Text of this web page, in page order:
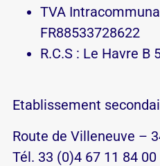
TVA
FR88533728622
R.C.S : Le Havre B
Etablissement
Route de Villeneuve –
Tél. 33 (0)4 67 11 84 00